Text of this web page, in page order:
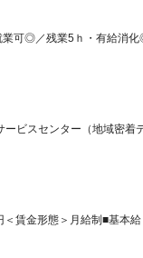
業可◎／残業5ｈ・有給消
ービスセンター（地域密
賃金形態＞月給制■基本